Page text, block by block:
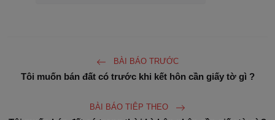
BÀI BÁO TRƯỚC
Tôi muốn bán đất có trước khi kết hôn cần giấy tờ gì ?
BÀI BÁO TIÊP THEO